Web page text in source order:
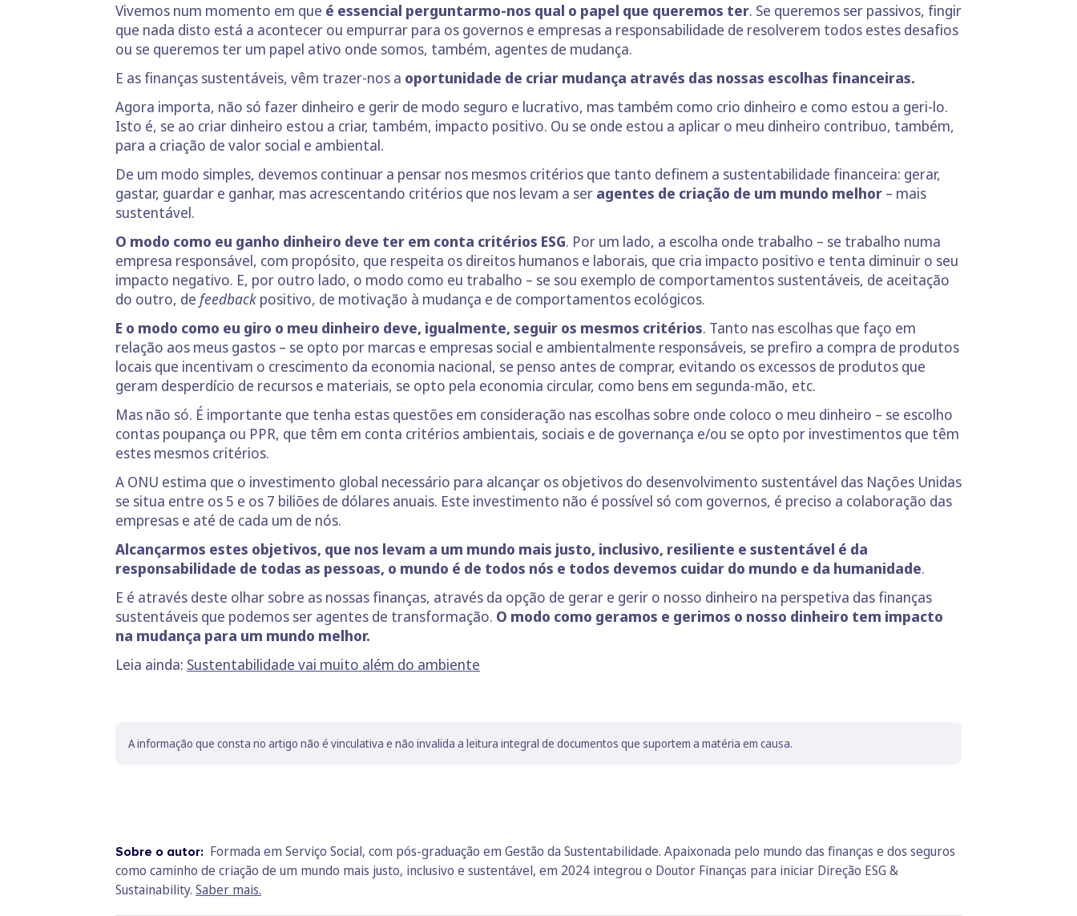
Vivemos num momento em que é essencial perguntarmo-nos qual o papel que queremos ter. Se queremos ser passivos, fingir
que nada disto está a acontecer ou empurrar para os governos e empresas a responsabilidade de resolverem todos estes desafios
ou se queremos ter um papel ativo onde somos, também, agentes de mudança.
E as finanças sustentáveis, vêm trazer-nos a oportunidade de criar mudança através das nossas escolhas financeiras.
Agora importa, não só fazer dinheiro e gerir de modo seguro e lucrativo, mas também como crio dinheiro e como estou a geri-lo.
Isto é, se ao criar dinheiro estou a criar, também, impacto positivo. Ou se onde estou a aplicar o meu dinheiro contribuo, também,
para a criação de valor social e ambiental.
De um modo simples, devemos continuar a pensar nos mesmos critérios que tanto definem a sustentabilidade financeira: gerar,
gastar, guardar e ganhar, mas acrescentando critérios que nos levam a ser agentes de criação de um mundo melhor – mais
sustentável.
O modo como eu ganho dinheiro deve ter em conta critérios ESG. Por um lado, a escolha onde trabalho – se trabalho numa
empresa responsável, com propósito, que respeita os direitos humanos e laborais, que cria impacto positivo e tenta diminuir o seu
impacto negativo. E, por outro lado, o modo como eu trabalho – se sou exemplo de comportamentos sustentáveis, de aceitação
do outro, de feedback positivo, de motivação à mudança e de comportamentos ecológicos.
E o modo como eu giro o meu dinheiro deve, igualmente, seguir os mesmos critérios. Tanto nas escolhas que faço em
relação aos meus gastos – se opto por marcas e empresas social e ambientalmente responsáveis, se prefiro a compra de produtos
locais que incentivam o crescimento da economia nacional, se penso antes de comprar, evitando os excessos de produtos que
geram desperdício de recursos e materiais, se opto pela economia circular, como bens em segunda-mão, etc.
Mas não só. É importante que tenha estas questões em consideração nas escolhas sobre onde coloco o meu dinheiro – se escolho
contas poupança ou PPR, que têm em conta critérios ambientais, sociais e de governança e/ou se opto por investimentos que têm
estes mesmos critérios.
A ONU estima que o investimento global necessário para alcançar os objetivos do desenvolvimento sustentável das Nações Unidas
se situa entre os 5 e os 7 biliões de dólares anuais. Este investimento não é possível só com governos, é preciso a colaboração das
empresas e até de cada um de nós.
Alcançarmos estes objetivos, que nos levam a um mundo mais justo, inclusivo, resiliente e sustentável é da
responsabilidade de todas as pessoas, o mundo é de todos nós e todos devemos cuidar do mundo e da humanidade.
E é através deste olhar sobre as nossas finanças, através da opção de gerar e gerir o nosso dinheiro na perspetiva das finanças
sustentáveis que podemos ser agentes de transformação. O modo como geramos e gerimos o nosso dinheiro tem impacto
na mudança para um mundo melhor.
Leia ainda: Sustentabilidade vai muito além do ambiente
A informação que consta no artigo não é vinculativa e não invalida a leitura integral de documentos que suportem a matéria em causa.
Sobre o autor: Formada em Serviço Social, com pós-graduação em Gestão da Sustentabilidade. Apaixonada pelo mundo das finanças e dos seguros
como caminho de criação de um mundo mais justo, inclusivo e sustentável, em 2024 integrou o Doutor Finanças para iniciar Direção ESG &
Sustainability. Saber mais.